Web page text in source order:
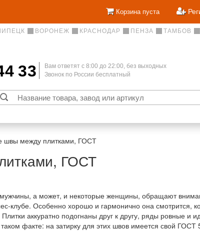
Корзина пуста
ВОРОНЕЖ КРАСНОДАР ПЕНЗА ТАМБОВ
33
Вам ответят c 8:00 до 22:00, без выходных
Звонок по России бесплатный
швы между плитками, ГОСТ
ГОСТ
а может, и некоторые женщины, обращают
клубе. Особенно хорошо и гармонично она смотрится,
аккуратно подогнаны друг к другу, ряды ровные и
факте: на затирку для этих швов имеется свой ГОСТ